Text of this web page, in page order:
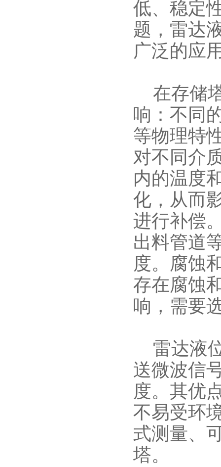
低、稳定
题，雷达
广泛的应
在存储
响：不同
等物理特
对不同介
内的温度
化，从而
进行补偿
出料管道
度。腐蚀
存在腐蚀
响，需要
雷达液
送微波信
度。其优
不易受环
式测量、
塔。